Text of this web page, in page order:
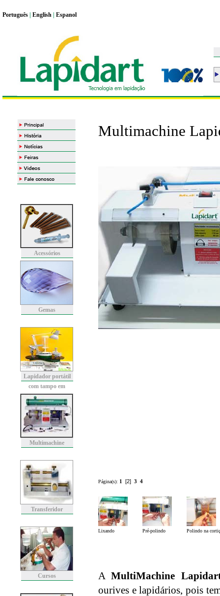
Português English Espanol
Acessórios
Gemas
Lapidador portátil
com tampo em
granito
Multimachine
Transferidor
Cursos
Multimachine
Página(s): 1 [2] 3 4
Lixando Pré-polindo Polindo na
AMultiMachine
ourives e lapidários, pois